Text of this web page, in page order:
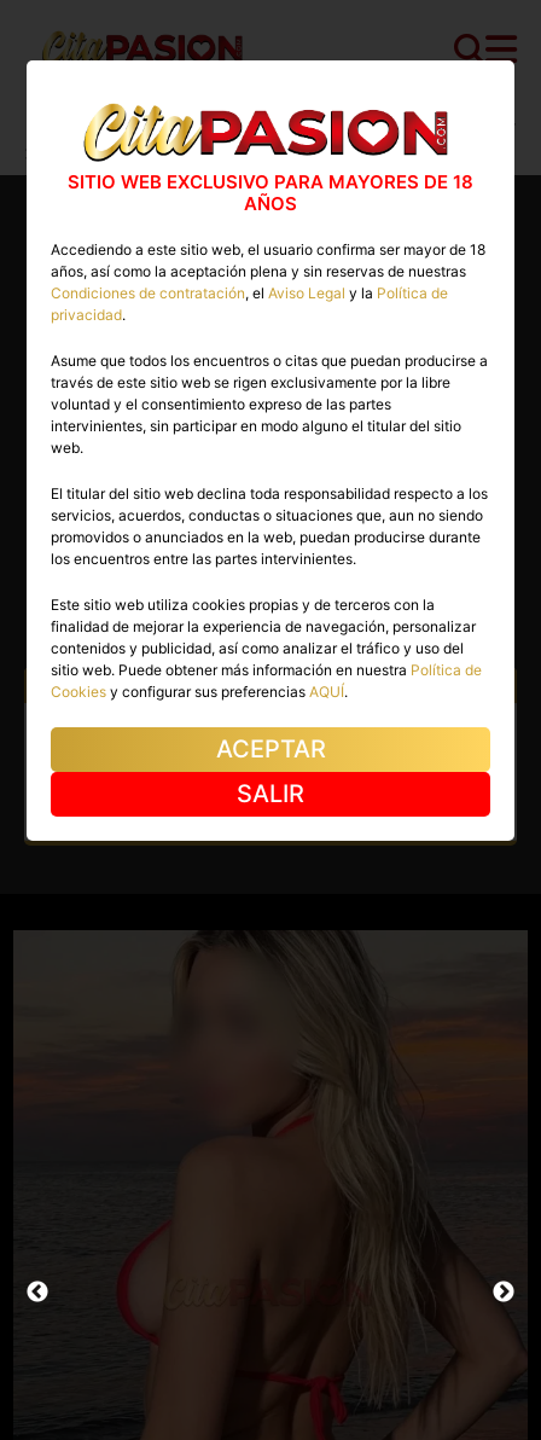
Cita PASION.COM>Escorts>Cantabria>Santander
Ainara
25 años
AINARA
Santander(Cantabria)
(12)
Atiendo a: Hombres
Escort en Santander. Chica
juguetona y muy traviesa.
SITIO WEB EXCLUSIVO PARA MAYORES DE 18
AÑOS
Accediendo a este sitio web, el usuario confirma ser mayor de 18
años, así como la aceptación plena y sin reservas de nuestras
Condiciones de contratación, elAviso Legal y la Política de
privacidad.
Asume que todos los encuentros o citas que puedan producirse a
través de este sitio web se rigen exclusivamente por la libre
voluntad y el consentimiento expreso de las partes
intervinientes, sin participar en modo alguno el titular del sitio
web.
El titular del sitio web declina toda responsabilidad respecto a los
servicios, acuerdos, conductas o situaciones que, aun no siendo
promovidos o anunciados en la web, puedan producirse durante
los encuentros entre las partes intervinientes.
Este sitio web utiliza cookies propias y de terceros con la
finalidad de mejorar la experiencia de navegación, personalizar
contenidos y publicidad, así como analizar el tráfico y uso del
sitio web. Puede obtener más información en nuestra Política de
Cookies y configurar sus preferenciasAQUÍ.
ACEPTAR
SALIR